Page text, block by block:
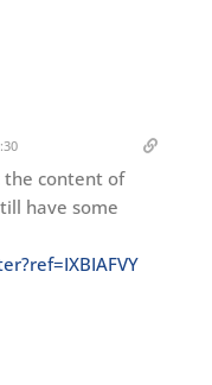
the content of
have some